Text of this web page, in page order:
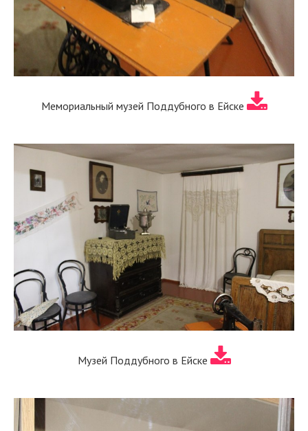
Мемориальный музей Поддубного в Ейске
Музей Поддубного в Ейске